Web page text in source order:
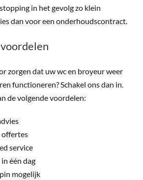
in het gevolg zo klein
dan voor een onderhoudscontract.
zorgen dat uw wc en broyeur weer
functioneren? Schakel ons dan in.
de volgende voordelen:
service
één dag
mogelijk